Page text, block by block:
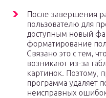
После завершения
пользователю для
доступным новый
форматирование
Связано это с тем,
возникают из-за
картинок. Поэтому,
программа удаляет
неисправных